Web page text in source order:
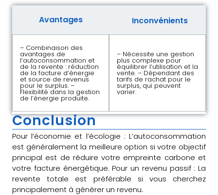
Avantages Inconvénients
– Combinaison des
avantages de
l’autoconsommation et
de la revente : réduction
de la facture d’énergie
et source de revenus
pour le surplus. –
Flexibilité dans la gestion
de l’énergie produite.
– Nécessite une gestion
plus complexe pour
équilibrer l’utilisation et la
vente. – Dépendant des
tarifs de rachat pour le
surplus, qui peuvent
varier.
Conclusion
Pour l’économie et l’écologie : L’autoconsommation
est généralement la meilleure option si votre objectif
principal est de réduire votre empreinte carbone et
votre facture énergétique. Pour un revenu passif : La
revente totale est préférable si vous cherchez
principalement à générer un revenu.